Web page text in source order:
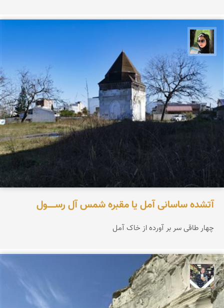
آتشده ساسانی آمل یا مقبره شمس آل‌ رســـــول
چهار طاقی سر بر آورده از خاک آمل
فاطمه جداری